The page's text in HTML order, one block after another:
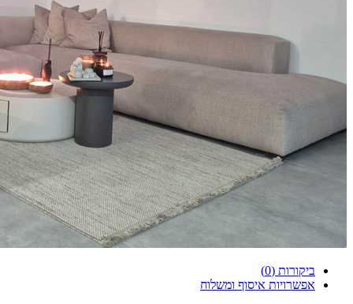
ביקורות (0)
אפשרויות איסוף ומשלוח